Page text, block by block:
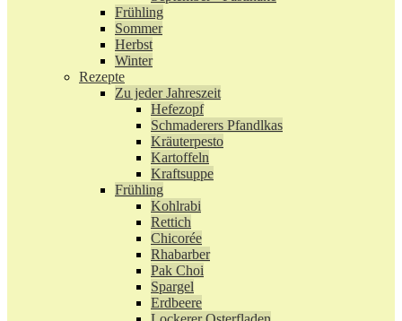
Frühling
Sommer
Herbst
Winter
Rezepte
Zu jeder Jahreszeit
Hefezopf
Schmaderers Pfandlkas
Kräuterpesto
Kartoffeln
Kraftsuppe
Frühling
Kohlrabi
Rettich
Chicorée
Rhabarber
Pak Choi
Spargel
Erdbeere